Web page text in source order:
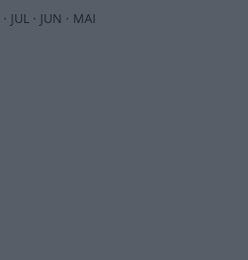
· JUL· JUN · MAI